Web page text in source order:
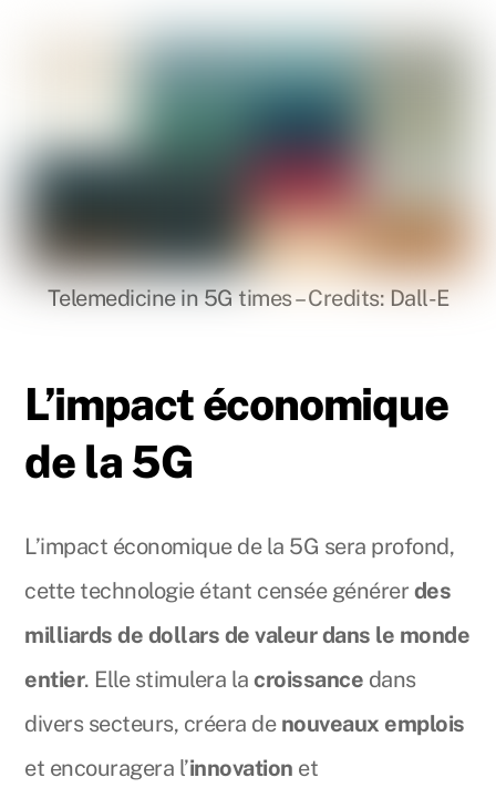
Telemedicine in 5G times – Credits: Dall-E
L’impact économique
de la 5G
L’impact économique de la 5G sera profond,
cette technologie étant censée générer des
milliards de dollars de valeur dans le monde
entier. Elle stimulera lacroissance dans
divers secteurs, créera de nouveaux emplois
et encouragera l’innovation et